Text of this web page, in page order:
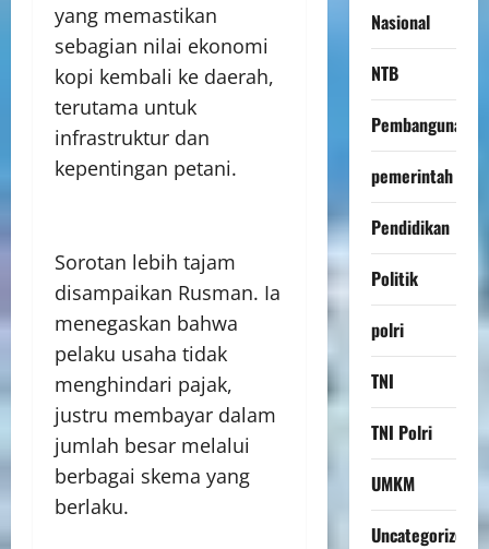
yang memastikan
sebagian nilai ekonomi
kopi kembali ke daerah,
terutama untuk
infrastruktur dan
kepentingan petani.
Sorotan lebih tajam
disampaikan Rusman. Ia
menegaskan bahwa
pelaku usaha tidak
menghindari pajak,
justru membayar dalam
jumlah besar melalui
berbagai skema yang
berlaku.
Nasional
NTB
Pembangunan
pemerintah
Pendidikan
Politik
polri
TNI
TNI Polri
UMKM
Uncategorized